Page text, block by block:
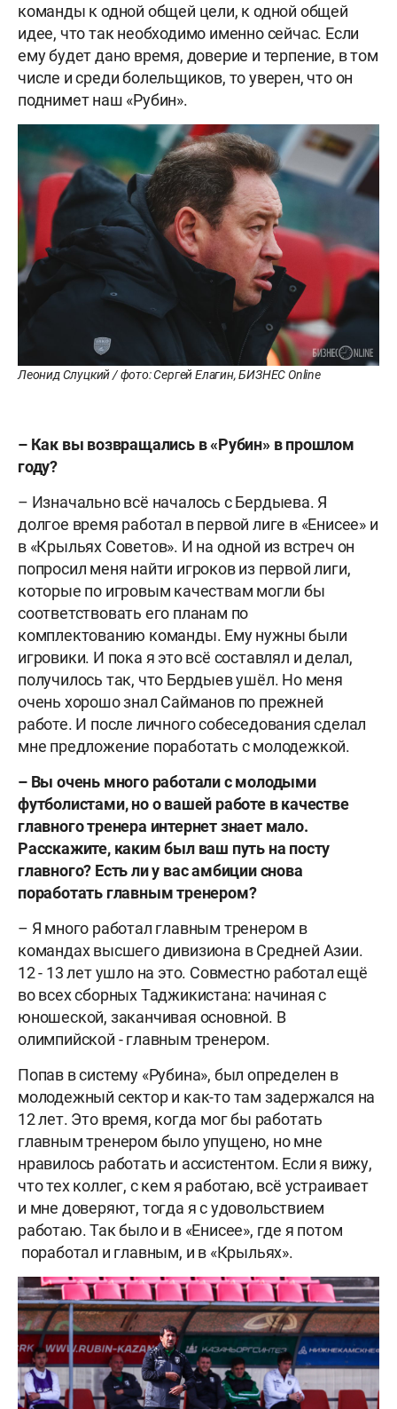
команды к одной общей цели, к одной общей
идее, что так необходимо именно сейчас. Если
ему будет дано время, доверие и терпение, в том
числе и среди болельщиков, то уверен, что он
поднимет наш «Рубин».
Леонид Слуцкий / фото: Сергей Елагин, БИЗНЕС Online
– Как вы возвращались в «Рубин» в прошлом
году?
– Изначально всё началось с Бердыева. Я
долгое время работал в первой лиге в «Енисее» и
в «Крыльях Советов». И на одной из встреч он
попросил меня найти игроков из первой лиги,
которые по игровым качествам могли бы
соответствовать его планам по
комплектованию команды. Ему нужны были
игровики. И пока я это всё составлял и делал,
получилось так, что Бердыев ушёл. Но меня
очень хорошо знал Сайманов по прежней
работе. И после личного собеседования сделал
мне предложение поработать с молодежкой.
– Вы очень много работали с молодыми
футболистами, но о вашей работе в качестве
главного тренера интернет знает мало.
Расскажите, каким был ваш путь на посту
главного? Есть ли у вас амбиции снова
поработать главным тренером?
– Я много работал главным тренером в
командах высшего дивизиона в Средней Азии.
12 - 13 лет ушло на это. Совместно работал ещё
во всех сборных Таджикистана: начиная с
юношеской, заканчивая основной. В
олимпийской - главным тренером.
Попав в систему «Рубина», был определен в
молодежный сектор и как-то там задержался на
12 лет. Это время, когда мог бы работать
главным тренером было упущено, но мне
нравилось работать и ассистентом. Если я вижу,
что тех коллег, с кем я работаю, всё устраивает
и мне доверяют, тогда я с удовольствием
работаю. Так было и в «Енисее», где я потом
поработал и главным, и в «Крыльях».